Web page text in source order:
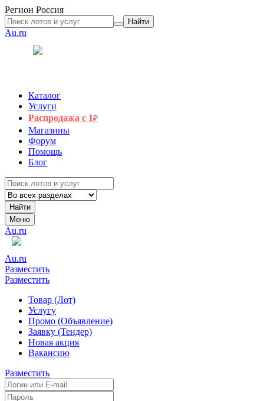
Регион Россия
Найти
Au.ru
Каталог
Услуги
Распродажа с 1₽
Магазины
Форум
Помощь
Блог
Найти
Меню
Au.ru
Au.ru
Разместить
Разместить
Товар (Лот)
Услугу
Промо (Объявление)
Заявку (Тендер)
Новая акция
Вакансию
Разместить